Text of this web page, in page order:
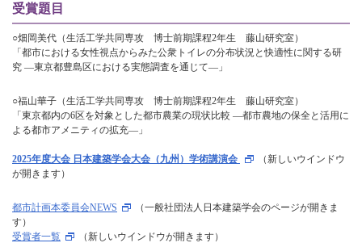
受賞題目
○畑岡美代（生活工学共同専攻 博士前期課程2年生 藤山研究室）
「都市における女性視点からみた公衆トイレの分布状況と快適性に関する研
究 ―東京都豊島区における実態調査を通じて―」
○福山華子（生活工学共同専攻 博士前期課程2年生 藤山研究室）
「東京都内の6区を対象とした都市農業の現状比較 ―都市農地の保全と活用に
よる都市アメニティの拡充―」
2025年度大会 日本建築学会大会（九州）学術講演会
（新しいウインドウ
が開きます）
都市計画本委員会NEWS
（一般社団法人日本建築学会のページが開きま
す）
受賞者一覧
（新しいウインドウが開きます）